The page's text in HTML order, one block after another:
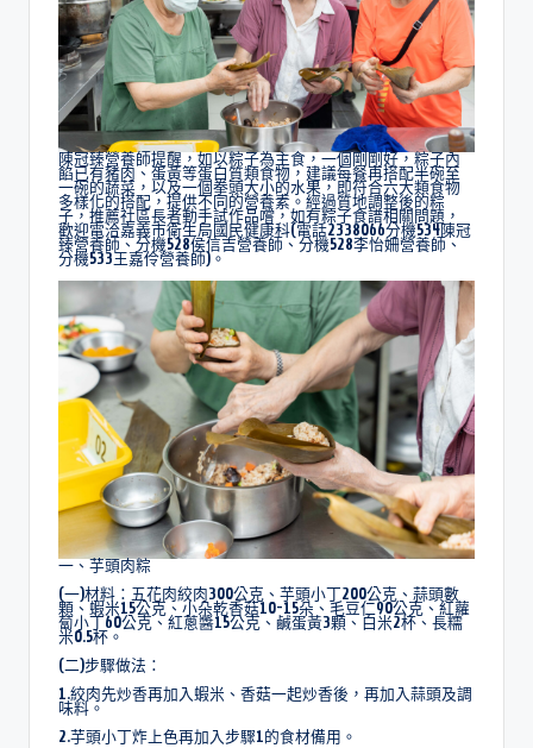
陳冠臻營養師提醒，如以粽子為主食，一個剛剛好，粽子內
餡已有豬肉、蛋黃等蛋白質類食物，建議每餐再搭配半碗至
一碗的蔬菜，以及一個拳頭大小的水果，即符合六大類食物
多樣化的搭配，提供不同的營養素。經過質地調整後的粽
子，推薦社區長者動手試作品嚐，如有粽子食譜相關問題，
歡迎電洽嘉義市衛生局國民健康科(電話2338066分機534陳冠
臻營養師、分機528侯信吉營養師、分機528李怡姍營養師、
分機533王嘉伶營養師)。
一、芋頭肉粽
(一)材料：五花肉絞肉300公克、芋頭小丁200公克、蒜頭數
顆、蝦米15公克、小朵乾香菇10-15朵、毛豆仁90公克、紅蘿
蔔小丁60公克、紅蔥醬15公克、鹹蛋黃3顆、白米2杯、長糯
米0.5杯。
(二)步驟做法：
1.絞肉先炒香再加入蝦米、香菇一起炒香後，再加入蒜頭及調
味料。
2.芋頭小丁炸上色再加入步驟1的食材備用。